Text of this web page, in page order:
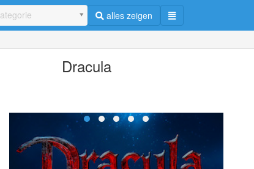
alles zeigen
Dracula